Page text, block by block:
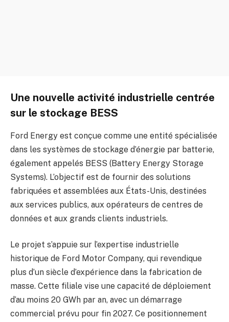
Une nouvelle activité industrielle centrée
sur le stockage BESS
Ford Energy est conçue comme une entité spécialisée
dans les systèmes de stockage d’énergie par batterie,
également appelés BESS (Battery Energy Storage
Systems). L’objectif est de fournir des solutions
fabriquées et assemblées aux États-Unis, destinées
aux services publics, aux opérateurs de centres de
données et aux grands clients industriels.
Le projet s’appuie sur l’expertise industrielle
historique de Ford Motor Company, qui revendique
plus d’un siècle d’expérience dans la fabrication de
masse. Cette filiale vise une capacité de déploiement
d’au moins 20 GWh par an, avec un démarrage
commercial prévu pour fin 2027. Ce positionnement